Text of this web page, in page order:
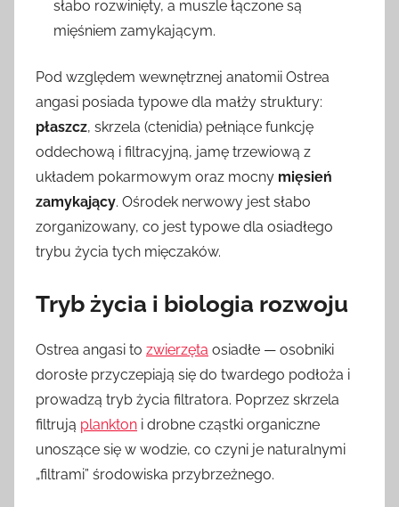
słabo rozwinięty, a muszle łączone są
mięśniem zamykającym.
Pod względem wewnętrznej anatomii Ostrea
angasi posiada typowe dla małży struktury:
płaszcz, skrzela (ctenidia) pełniące funkcję
oddechową i filtracyjną, jamę trzewiową z
układem pokarmowym oraz mocny mięsień
zamykający. Ośrodek nerwowy jest słabo
zorganizowany, co jest typowe dla osiadłego
trybu życia tych mięczaków.
Tryb życia i biologia rozwoju
Ostrea angasi to zwierzęta osiadłe — osobniki
dorosłe przyczepiają się do twardego podłoża i
prowadzą tryb życia filtratora. Poprzez skrzela
filtrują plankton i drobne cząstki organiczne
unoszące się w wodzie, co czyni je naturalnymi
„filtrami” środowiska przybrzeżnego.